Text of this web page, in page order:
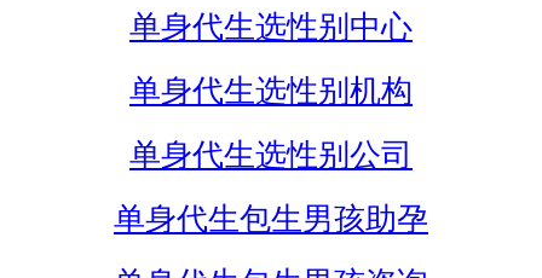
单身代生选性别中心
单身代生选性别机构
单身代生选性别公司
单身代生包生男孩助孕